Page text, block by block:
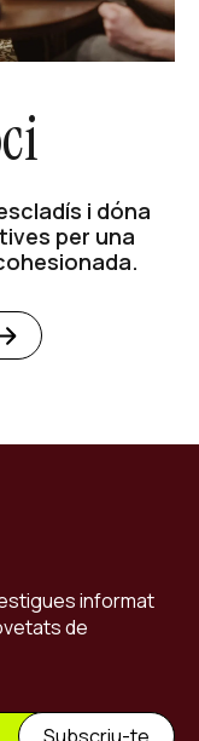
i dóna
per una
informat
de